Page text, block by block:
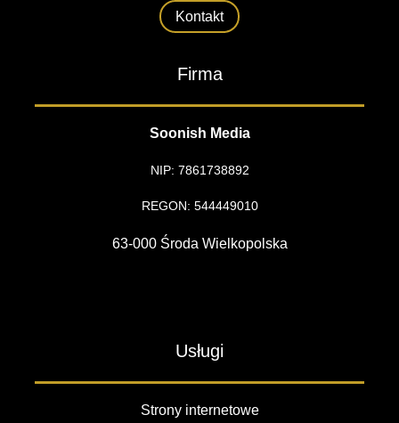
Kontakt
Firma
Soonish Media
NIP: 7861738892
REGON: 544449010
63-000 Środa Wielkopolska
Usługi
Strony internetowe